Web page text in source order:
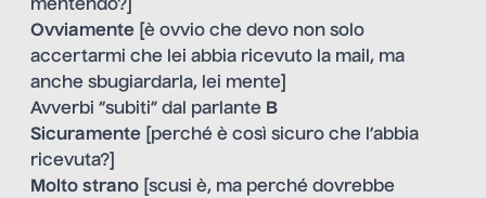
mentendo?]
Ovviamente [è ovvio che devo non solo
accertarmi che lei abbia ricevuto la mail, ma
anche sbugiardarla, lei mente]
Avverbi “subiti” dal parlante B
Sicuramente [perché è così sicuro che l’abbia
ricevuta?]
Molto strano [scusi è, ma perché dovrebbe